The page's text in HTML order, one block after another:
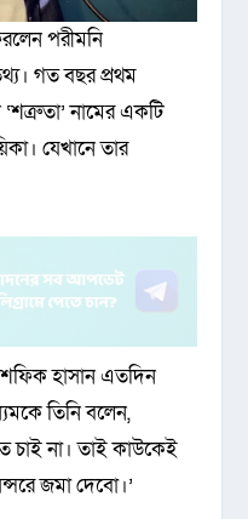
পরীমনি
গত বছর প্রথম
নামের একটি
যেখানে তার
হাসান এতদিন
তিনি বলেন,
চাই না। তাই কাউকেই
জমা দেবো।’